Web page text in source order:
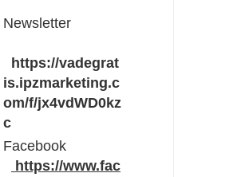
Newsletter
https://vadegrat
is.ipzmarketing.c
om/f/jx4vdWD0kz
c
Facebook
https://www.fac